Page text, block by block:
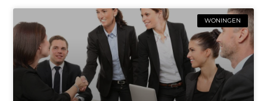
WONINGEN